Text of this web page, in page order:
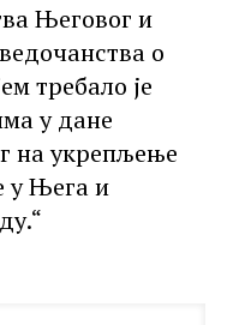
Његовог и
о
требало је
у дане
на укрепљење
у Њега и